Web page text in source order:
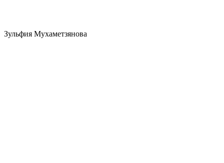
Зульфия Мухаметзянова